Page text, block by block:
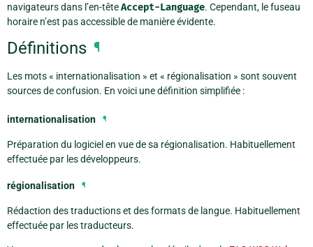
navigateurs dans l’en-têteAccept-Language. Cependant, le fuseau
horaire n’est pas accessible de manière évidente.
Définitions ¶
Les mots « internationalisation » et « régionalisation » sont souvent
sources de confusion. En voici une définition simplifiée :
internationalisation ¶
Préparation du logiciel en vue de sa régionalisation. Habituellement
effectuée par les développeurs.
régionalisation ¶
Rédaction des traductions et des formats de langue. Habituellement
effectuée par les traducteurs.